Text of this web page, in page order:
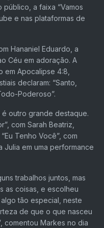
a faixa “Vamos
e nas plataformas de
Hananiel Eduardo, a
Céu em adoração. A
Apocalipse 4:8,
declaram: “Santo,
Poderoso”.
outro grande destaque.
com Sarah Beatriz,
Tenho Você”, com
Julia em uma performance
trabalhos juntos, mas
as coisas, e escolheu
tão especial, neste
de que o que nasceu
comentou Markes no dia